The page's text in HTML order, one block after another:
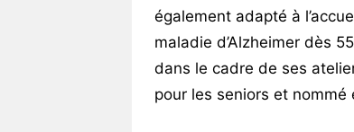
également adapté à
maladie d’Alzheimer dès
dans le cadre de ses
pour les seniors et nommé